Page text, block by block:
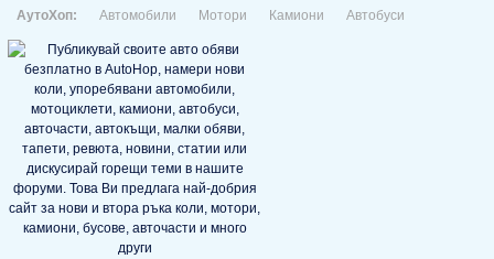
АутоХоп: Автомобили Мотори Камиони Автобуси